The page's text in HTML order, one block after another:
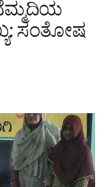
ನೆಮ್ಮದಿಯ
ಸಂತೋಷ